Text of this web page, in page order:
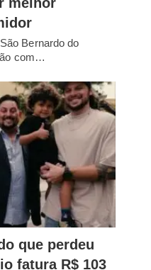
Bernardo do
com…
que perdeu
fatura R$ 103